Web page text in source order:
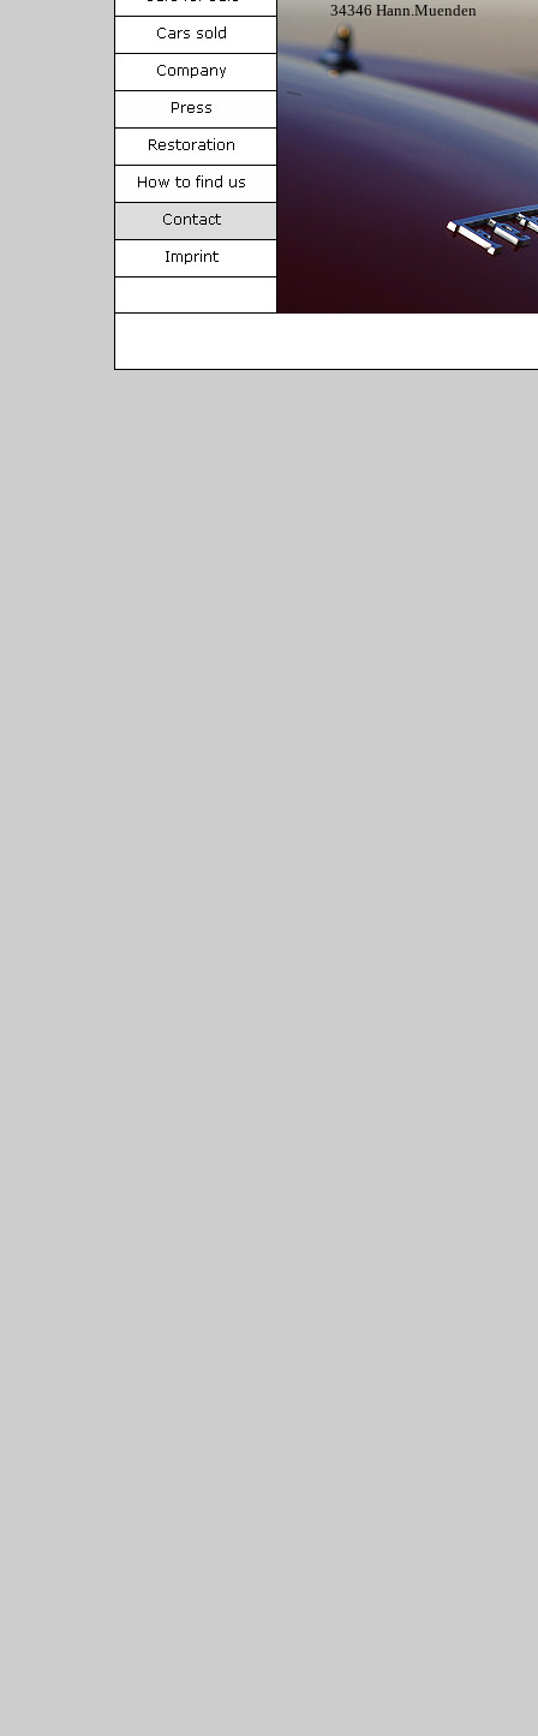
34346 Hann.Muenden